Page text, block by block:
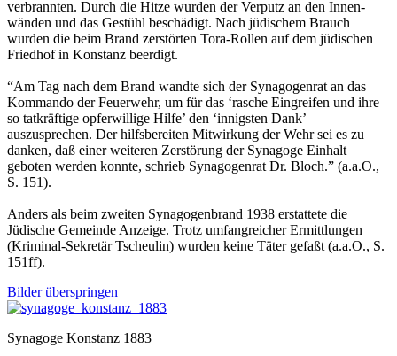
verbrannten. Durch die Hitze wurden der Verputz an den Innen­
wänden und das Gestühl beschädigt. Nach jüdischem Brauch
wurden die beim Brand zerstörten Tora-Rollen auf dem jüdischen
Friedhof in Konstanz beerdigt.
“Am Tag nach dem Brand wandte sich der Synago­genrat an das
Kommando der Feuerwehr, um für das ‘rasche Eingreifen und ihre
so tatkräftige opfer­willige Hilfe’ den ‘innigsten Dank’
auszusprechen. Der hilfs­bereiten Mitwirkung der Wehr sei es zu
danken, daß einer weiteren Zerstörung der Synagoge Einhalt
geboten werden konnte, schrieb Synagogenrat Dr. Bloch.” (a.a.O.,
S. 151).
Anders als beim zweiten Synagogenbrand 1938 erstattete die
Jüdische Gemeinde Anzeige. Trotz umfangreicher Ermittlungen
(Kriminal-Sekretär Tscheulin) wurden keine Täter gefaßt (a.a.O., S.
151ff).
Bilder überspringen
Synagoge Konstanz 1883